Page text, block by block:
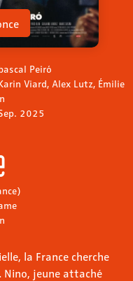
Peiró
Viard, Alex Lutz, Émilie
2025
la France cherche
jeune attaché